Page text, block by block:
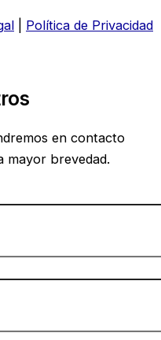
Política de Privacidad
en contacto
mayor brevedad.